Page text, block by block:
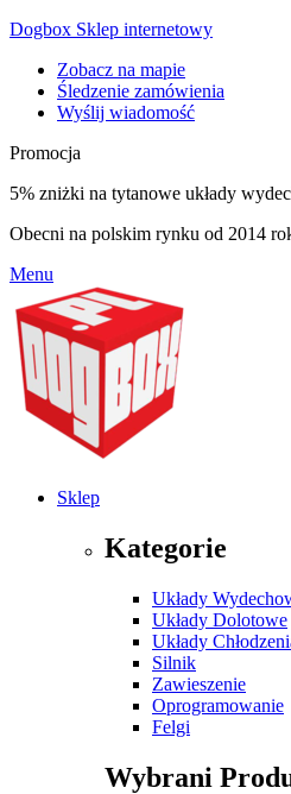
Dogbox Sklep internetowy
Zobacz na mapie
Śledzenie zamówienia
Wyślij wiadomość
Promocja
5% zniżki na tytanowe układy
Obecni na polskim rynku od 2014
Menu
Sklep
Kategorie
Układy
Układy Dolotowe
Układy
Silnik
Zawieszenie
Oprogramowanie
Felgi
Wybrani